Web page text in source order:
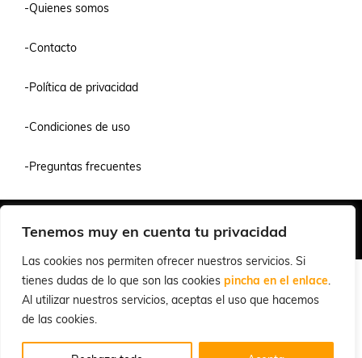
Tenemos muy en cuenta tu privacidad
Las cookies nos permiten ofrecer nuestros servicios. Si
tienes dudas de lo que son las cookies pincha en el enlace.
Al utilizar nuestros servicios, aceptas el uso que hacemos
de las cookies.
-Quienes somos
-Contacto
-Política de privacidad
-Condiciones de uso
-Preguntas frecuentes
© 2026 Cuchillalia.com